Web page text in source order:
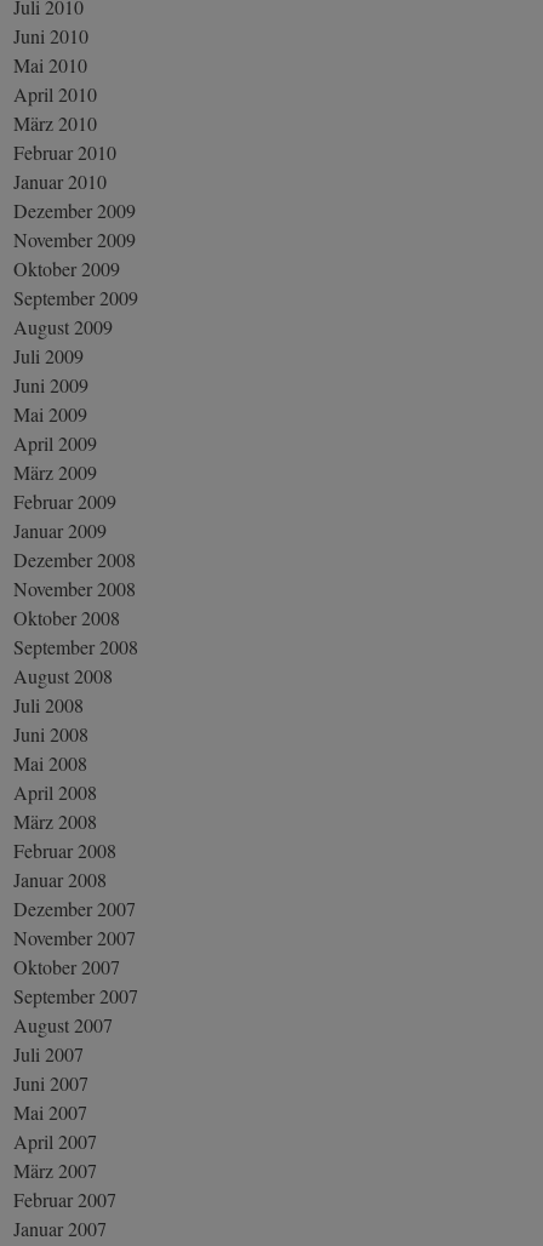
Juli 2010
Juni 2010
Mai 2010
April 2010
März 2010
Februar 2010
Januar 2010
Dezember 2009
November 2009
Oktober 2009
September 2009
August 2009
Juli 2009
Juni 2009
Mai 2009
April 2009
März 2009
Februar 2009
Januar 2009
Dezember 2008
November 2008
Oktober 2008
September 2008
August 2008
Juli 2008
Juni 2008
Mai 2008
April 2008
März 2008
Februar 2008
Januar 2008
Dezember 2007
November 2007
Oktober 2007
September 2007
August 2007
Juli 2007
Juni 2007
Mai 2007
April 2007
März 2007
Februar 2007
Januar 2007